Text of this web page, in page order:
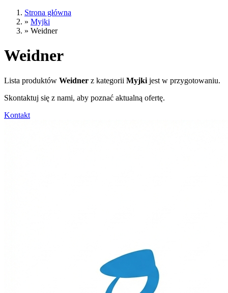
Strona główna
» Myjki
» Weidner
Weidner
Lista produktów Weidner z kategorii Myjki jest w przygotowaniu.
Skontaktuj się z nami, aby poznać aktualną ofertę.
Kontakt